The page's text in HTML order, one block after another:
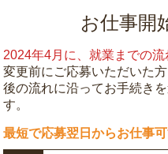
お仕事開
2024年4月に、就業までの流
変更前にご応募いただいた
後の流れに沿ってお手続き
す。
最短で応募翌日からお仕事